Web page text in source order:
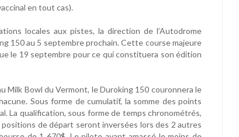
en tout cas).
locales aux pistes, la direction de l’Autodrome
150 au 5 septembre prochain. Cette course majeure
le 19 septembre pour ce qui constituera son édition
Milk Bowl du Vermont, le Duroking 150 couronnera le
Sous forme de cumulatif, la somme des points
La qualification, sous forme de temps chronométrés,
de départ seront inversées lors des 2 autres